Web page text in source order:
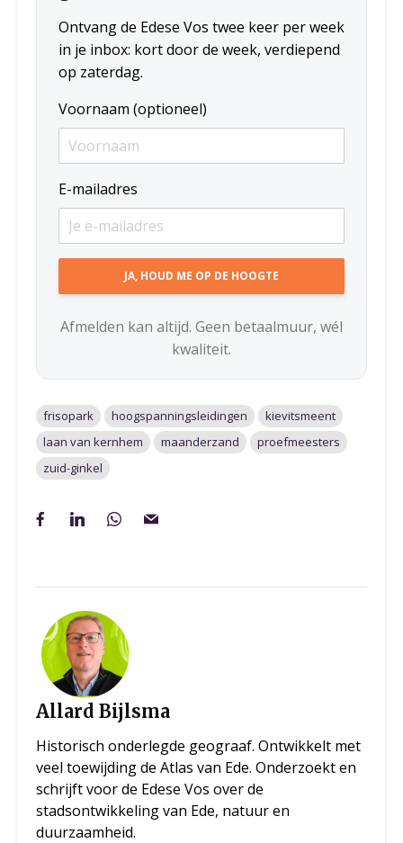
Ontvang de Edese Vos twee keer per week
in je inbox: kort door de week, verdiepend
op zaterdag.
Voornaam (optioneel)
E-mailadres
Afmelden kan altijd. Geen betaalmuur, wél
kwaliteit.
frisopark hoogspanningsleidingen
kievitsmeent
laan van kernhem
maanderzand
proefmeesters
zuid-ginkel
Allard Bijlsma
Historisch onderlegde geograaf. Ontwikkelt met
veel toewijding de Atlas van Ede. Onderzoekt en
schrijft voor de Edese Vos over de
stadsontwikkeling van Ede, natuur en
duurzaamheid.